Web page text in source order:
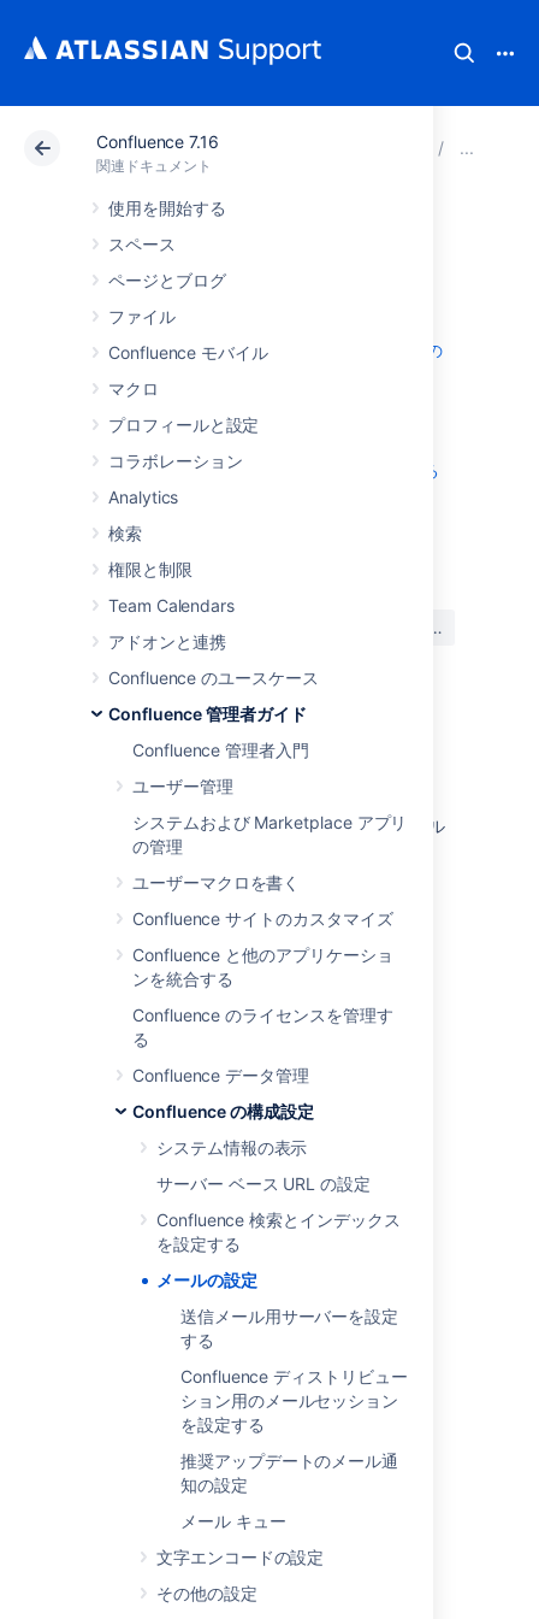
Confluence 7.16
関連ドキュメント
使用を開始する
スペース
ページとブログ
ファイル
Confluence モバイル
マクロ
プロフィールと設定
コラボレーション
Analytics
検索
権限と制限
Team Calendars
アドオンと連携
Confluence のユースケース
Confluence 管理者ガイド
Confluence 管理者入門
ユーザー管理
システムおよび Marketplace アプリ
の管理
ユーザーマクロを書く
Confluence サイトのカスタマイズ
Confluence と他のアプリケーショ
ンを統合する
Confluence のライセンスを管理す
る
Confluence データ管理
Confluence の構成設定
システム情報の表示
サーバー ベース URL の設定
Confluence 検索とインデックス
を設定する
メールの設定
送信メール用サーバーを設定
する
Confluence ディストリビュー
ション用のメールセッション
を設定する
推奨アップデートのメール通
知の設定
メール キュー
文字エンコードの設定
その他の設定
アトラシアン サポート
メールの設定
送信メール用サーバーを設定する
Confluence ディストリビューション用の
メール キュー
メール テンプレートをカスタマイズする
最終更新日: 2022 年 1 月 31 日
この内容はお役に立ちました
か?
いいえ
このセクションの項目
送信メール用サーバーを設定する
Confluence ディストリビューション用のメール
セッションを設定する
推奨アップデートのメール通知の設定
関連コンテンツ
Put admin latest config mailServer
Get admin latest config mailServer
Configuring the Mail Server to Use Gmail
Configuring SMTP
Delete admin latest config mailServer
Configuring your Mail Server
Configuring the Mail Server to Use Yahoo!
Creating issues and comments from email
Creating issues and comments from email
How to Configure Mail handler for a Sub-
directory in Outlook/Gmail